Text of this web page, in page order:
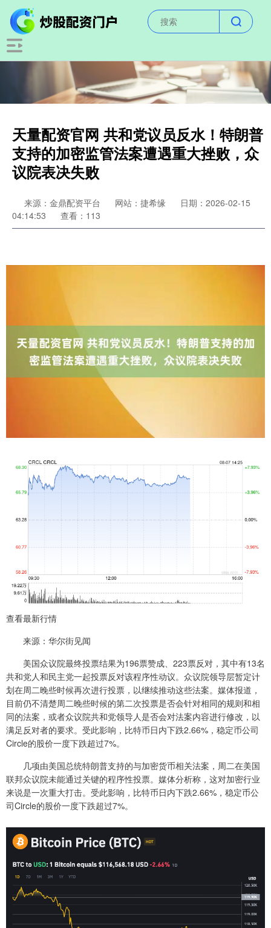
天量配资官网 共和党议员反水！特朗普
支持的加密监管法案遭遇重大挫败，众
议院表决失败
来源：金鼎配资平台 网站：捷希缘
日期：2026-02-15
04:14:53
查看：113
查看最新行情
来源：华尔街见闻
美国众议院最终投票结果为196票赞成、223票反对，其中有13名
共和党人和民主党一起投票反对该程序性动议。众议院领导层暂定计
划在周二晚些时候再次进行投票，以继续推动这些法案。媒体报道，
目前仍不清楚周二晚些时候的第二次投票是否会针对相同的规则和相
同的法案，或者众议院共和党领导人是否会对法案内容进行修改，以
满足反对者的要求。受此影响，比特币日内下跌2.66%，稳定币公司
Circle的股价一度下跌超过7%。
几项由美国总统特朗普支持的与加密货币相关法案，周二在美国
联邦众议院未能通过关键的程序性投票。媒体分析称，这对加密行业
来说是一次重大打击。受此影响，比特币日内下跌2.66%，稳定币公
司Circle的股价一度下跌超过7%。